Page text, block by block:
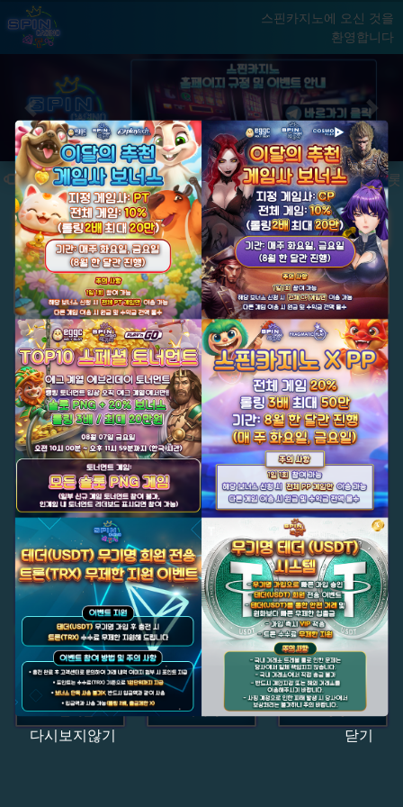
다시보지않기 닫기
스핀카지노에 오신 것을
환영합니다
게임
Previous
Next
★ 국내 최초, 국내 슬롯